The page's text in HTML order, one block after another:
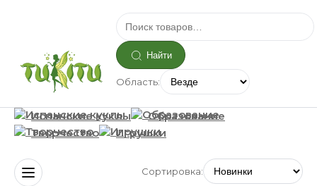
Найти
Область:
Испанские куклы
Образование
Творчество
Игрушки
Сортировка: